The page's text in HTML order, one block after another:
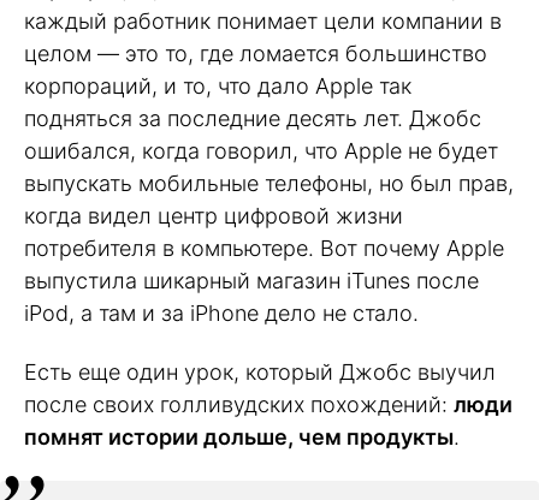
каждый работник понимает цели компании в
целом — это то, где ломается большинство
корпораций, и то, что дало Apple так
подняться за последние десять лет. Джобс
ошибался, когда говорил, что Apple не будет
выпускать мобильные телефоны, но был прав,
когда видел центр цифровой жизни
потребителя в компьютере. Вот почему Apple
выпустила шикарный магазин iTunes после
iPod, а там и за iPhone дело не стало.
Есть еще один урок, который Джобс выучил
после своих голливудских похождений: люди
помнят истории дольше, чем продукты.